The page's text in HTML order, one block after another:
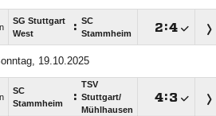
SG Stuttgart
West
: SC
Stammheim
:
19.10.2025
SC
Stammheim
:
TSV
Stuttgart/​
Mühlhausen
: